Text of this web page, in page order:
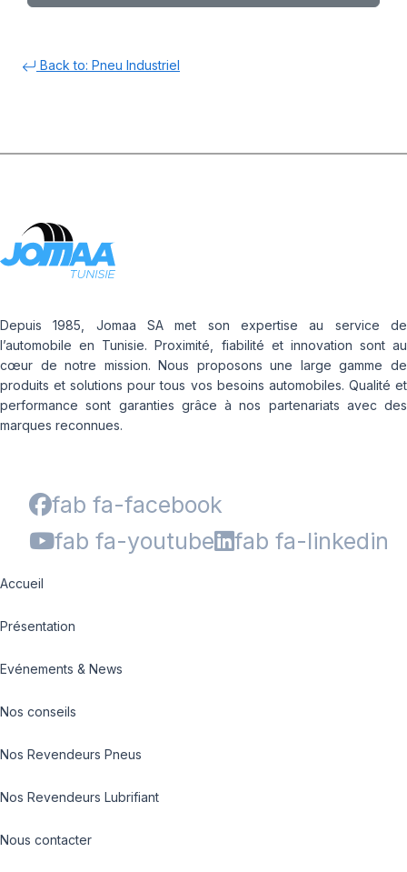
Back to: Pneu Industriel
Depuis 1985, Jomaa SA met son expertise au service de
l’automobile en Tunisie. Proximité, fiabilité et innovation sont au
cœur de notre mission. Nous proposons une large gamme de
produits et solutions pour tous vos besoins automobiles. Qualité et
performance sont garanties grâce à nos partenariats avec des
marques reconnues.
fab fa-facebook
fab fa-youtube
fab fa-linkedin
Accueil
Présentation
Evénements & News
Nos conseils
Nos Revendeurs Pneus
Nos Revendeurs Lubrifiant
Nous contacter